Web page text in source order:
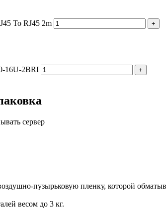
To RJ45 2m +
16U-2BRI +
сервер
пузырьковую пленку, которой
весом до 3 кг.